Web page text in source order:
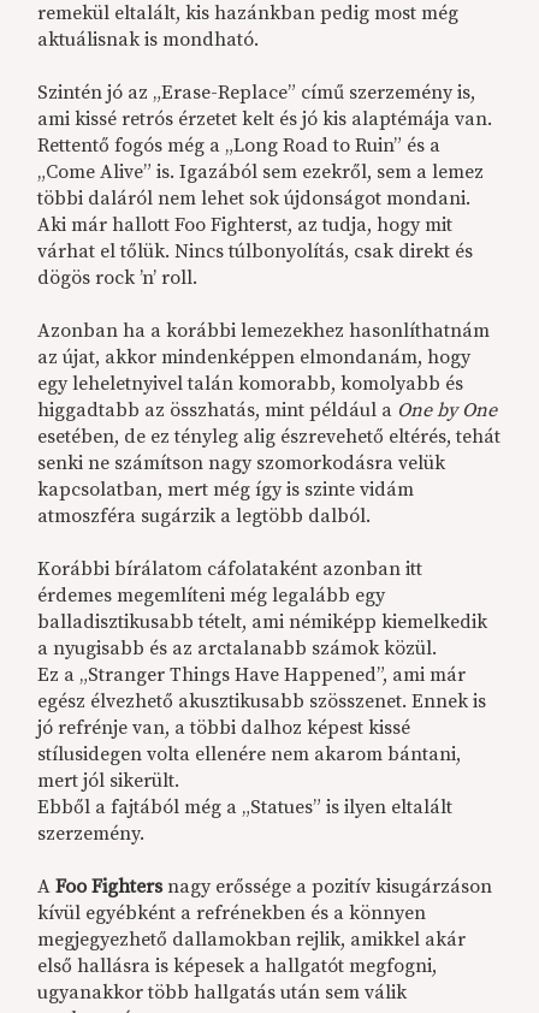
remekül eltalált, kis hazánkban pedig most még
aktuálisnak is mondható.
Szintén jó az „Erase-Replace” című szerzemény is,
ami kissé retrós érzetet kelt és jó kis alaptémája van.
Rettentő fogós még a „Long Road to Ruin” és a
„Come Alive” is. Igazából sem ezekről, sem a lemez
többi daláról nem lehet sok újdonságot mondani.
Aki már hallott Foo Fighterst, az tudja, hogy mit
várhat el tőlük. Nincs túlbonyolítás, csak direkt és
dögös rock ’n’ roll.
Azonban ha a korábbi lemezekhez hasonlíthatnám
az újat, akkor mindenképpen elmondanám, hogy
egy leheletnyivel talán komorabb, komolyabb és
higgadtabb az összhatás, mint például a One by One
esetében, de ez tényleg alig észrevehető eltérés, tehát
senki ne számítson nagy szomorkodásra velük
kapcsolatban, mert még így is szinte vidám
atmoszféra sugárzik a legtöbb dalból.
Korábbi bírálatom cáfolataként azonban itt
érdemes megemlíteni még legalább egy
balladisztikusabb tételt, ami némiképp kiemelkedik
a nyugisabb és az arctalanabb számok közül.
Ez a „Stranger Things Have Happened”, ami már
egész élvezhető akusztikusabb szösszenet. Ennek is
jó refrénje van, a többi dalhoz képest kissé
stílusidegen volta ellenére nem akarom bántani,
mert jól sikerült.
Ebből a fajtából még a „Statues” is ilyen eltalált
szerzemény.
AFoo Fightersnagy erőssége a pozitív kisugárzáson
kívül egyébként a refrénekben és a könnyen
megjegyezhető dallamokban rejlik, amikkel akár
első hallásra is képesek a hallgatót megfogni,
ugyanakkor több hallgatás után sem válik